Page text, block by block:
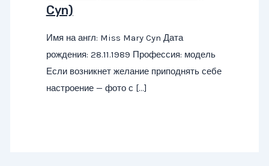
Cyn)
Имя на англ: Miss Mary Cyn Дата
рождения: 28.11.1989 Профессия: модель
Если возникнет желание приподнять себе
настроение — фото с […]